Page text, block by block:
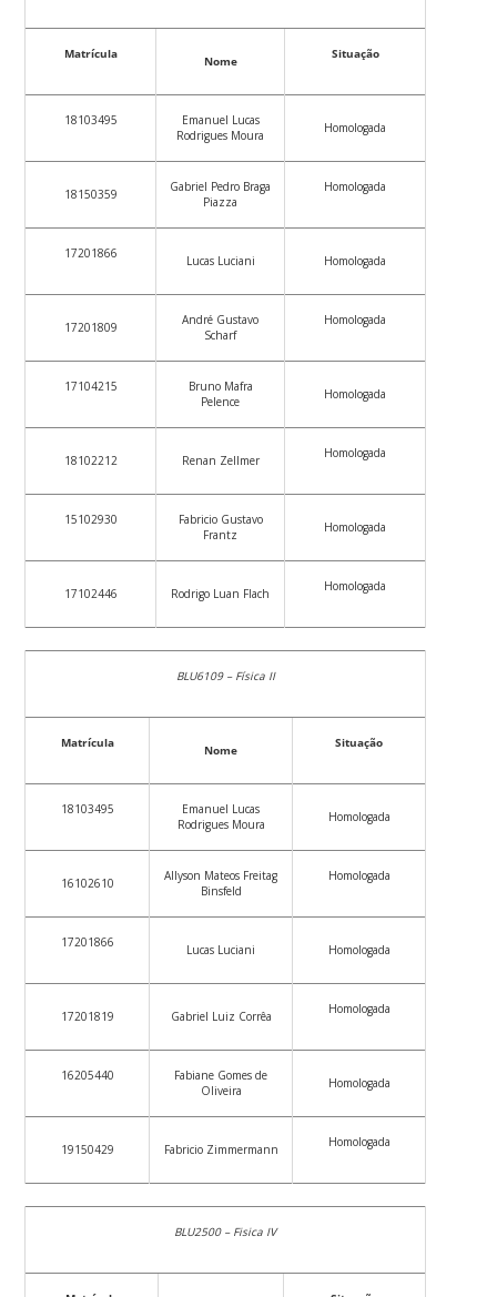
Matrícula Nome Situação
18103495
Emanuel Lucas
Rodrigues Moura
Homologada
18150359
Gabriel Pedro Braga
Piazza
Homologada
17201866 Lucas Luciani Homologada
17201809
André Gustavo
Scharf
Homologada
17104215
Bruno Mafra
Pelence
Homologada
18102212 Renan Zellmer Homologada
15102930
Fabricio Gustavo
Frantz
Homologada
17102446 Rodrigo Luan Flach Homologada
BLU6109 – Física II
Matrícula Nome Situação
18103495
Emanuel Lucas
Rodrigues Moura
Homologada
16102610
Allyson Mateos Freitag
Binsfeld
Homologada
17201866 Lucas Luciani Homologada
17201819 Gabriel Luiz Corrêa Homologada
16205440
Fabiane Gomes de
Oliveira
Homologada
19150429 Fabricio Zimmermann Homologada
BLU2500 – Fisica IV